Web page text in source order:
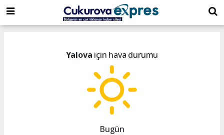
dini
chat
islami
chat
islami
sohbetler
Yalova için hava durumu
Bugün